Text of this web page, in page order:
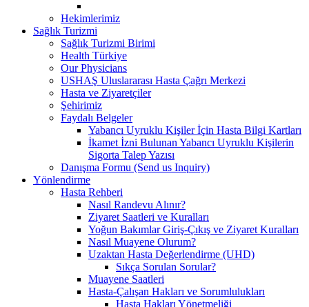
Hekimlerimiz
Sağlık Turizmi
Sağlık Turizmi Birimi
Health Türkiye
Our Physicians
USHAŞ Uluslararası Hasta Çağrı Merkezi
Hasta ve Ziyaretçiler
Şehirimiz
Faydalı Belgeler
Yabancı Uyruklu Kişiler İçin Hasta Bilgi Kartları
İkamet İzni Bulunan Yabancı Uyruklu Kişilerin
Sigorta Talep Yazısı
Danışma Formu (Send us Inquiry)
Yönlendirme
Hasta Rehberi
Nasıl Randevu Alınır?
Ziyaret Saatleri ve Kuralları
Yoğun Bakımlar Giriş-Çıkış ve Ziyaret Kuralları
Nasıl Muayene Olurum?
Uzaktan Hasta Değerlendirme (UHD)
Sıkça Sorulan Sorular?
Muayene Saatleri
Hasta-Çalışan Hakları ve Sorumlulukları
Hasta Hakları Yönetmeliği